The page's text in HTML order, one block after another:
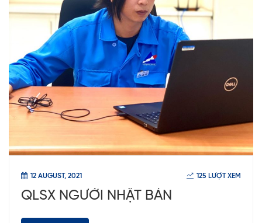
12 AUGUST, 2021 125 LƯỢT XEM
QLSX NGƯỜI NHẬT BẢN